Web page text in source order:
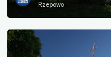
Rzepowo
OK